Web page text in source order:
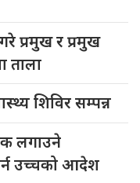
प्रमुख र प्रमुख
ताला
शिविर सम्पन्न
लगाउने
उच्चको आदेश